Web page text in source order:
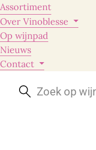
Assortiment
Over Vinoblesse
Op wijnpad
Nieuws
Contact